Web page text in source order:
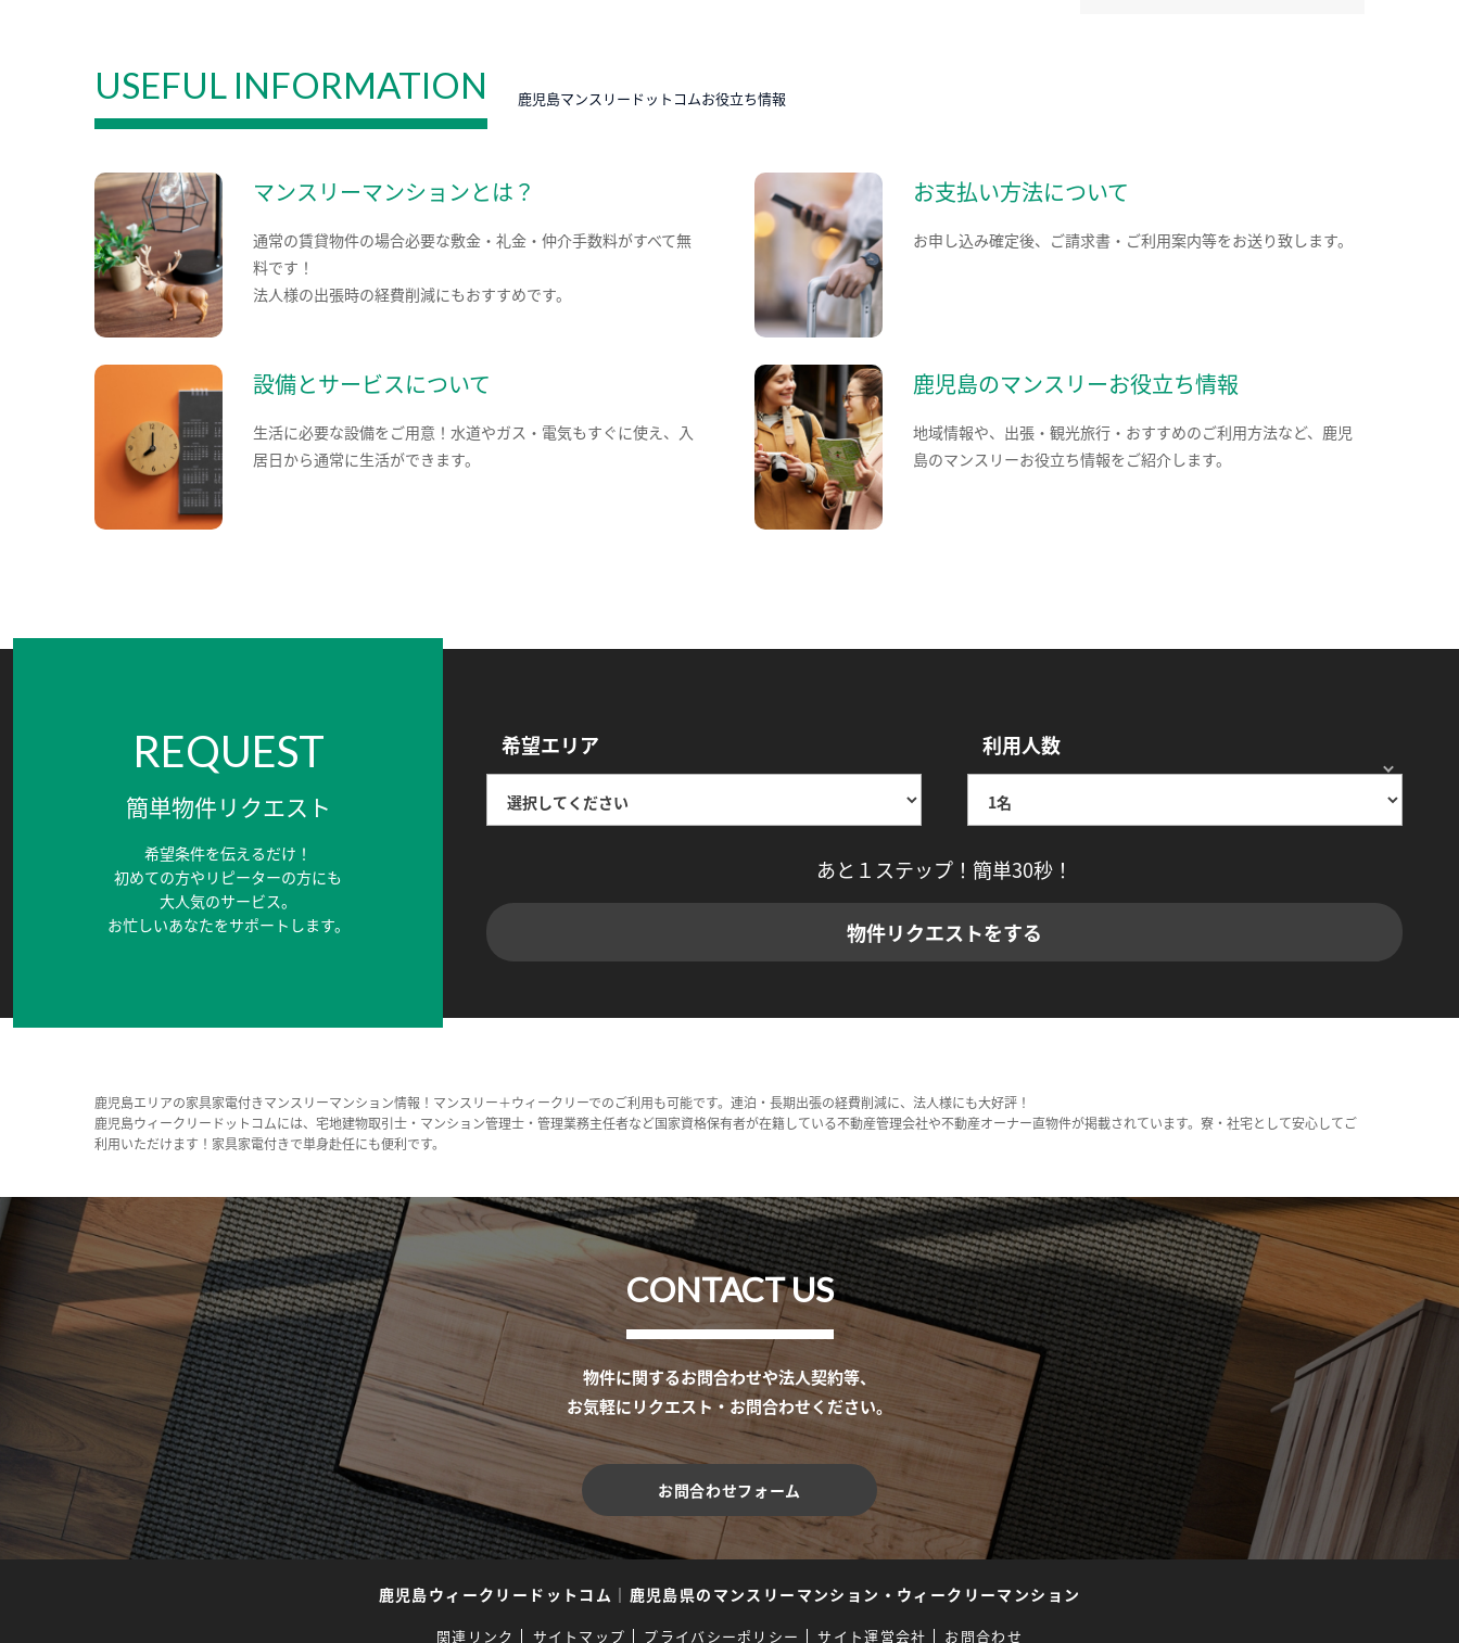
USEFUL INFORMATION 鹿児島マンスリードットコムお役立ち情報
マンスリーマンションとは？
通常の賃貸物件の場合必要な敷金・礼金・仲介手数料がすべて無
料です！
法人様の出張時の経費削減にもおすすめです。
お支払い方法について
お申し込み確定後、ご請求書・ご利用案内等をお送り致します。
設備とサービスについて
生活に必要な設備をご用意！水道やガス・電気もすぐに使え、入
居日から通常に生活ができます。
鹿児島のマンスリーお役立ち情報
地域情報や、出張・観光旅行・おすすめのご利用方法など、鹿児
島のマンスリーお役立ち情報をご紹介します。
REQUEST
簡単物件リクエスト
希望条件を伝えるだけ！
初めての方やリピーターの方にも
大人気のサービス。
お忙しいあなたをサポートします。
希望エリア 利用人数
あと１ステップ！簡単30秒！
物件リクエストをする
鹿児島エリアの家具家電付きマンスリーマンション情報！マンスリー＋ウィークリーでのご利用も可能です。連泊・長期出張の経費削減に、法人様にも大好評！
鹿児島ウィークリードットコムには、宅地建物取引士・マンション管理士・管理業務主任者など国家資格保有者が在籍している不動産管理会社や不動産オーナー直物件が掲載されています。寮・社宅として安心してご
利用いただけます！家具家電付きで単身赴任にも便利です。
CONTACT US
物件に関するお問合わせや法人契約等、
お気軽にリクエスト・お問合わせください。
お問合わせフォーム
鹿児島ウィークリードットコム ｜ 鹿児島県のマンスリーマンション・ウィークリーマンション
関連リンク サイトマップ プライバシーポリシー サイト運営会社 お問合わせ